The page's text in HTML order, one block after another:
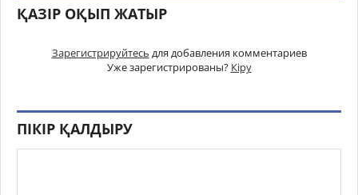
ҚАЗІР ОҚЫП ЖАТЫР
Зарегистрируйтесь для добавления комментариев
Уже зарегистрированы? Кіру
ПІКІР ҚАЛДЫРУ